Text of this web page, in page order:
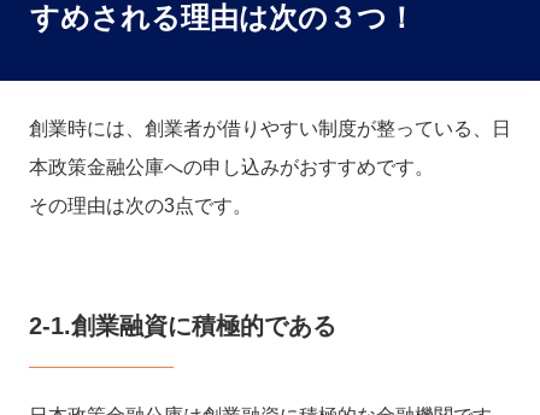
すめされる理由は次の３つ！
創業時には、創業者が借りやすい制度が整っている、日
本政策金融公庫への申し込みがおすすめです。
その理由は次の3点です。
2-1.創業融資に積極的である